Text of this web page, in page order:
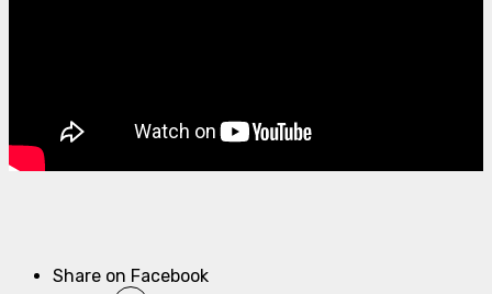
Share on Facebook